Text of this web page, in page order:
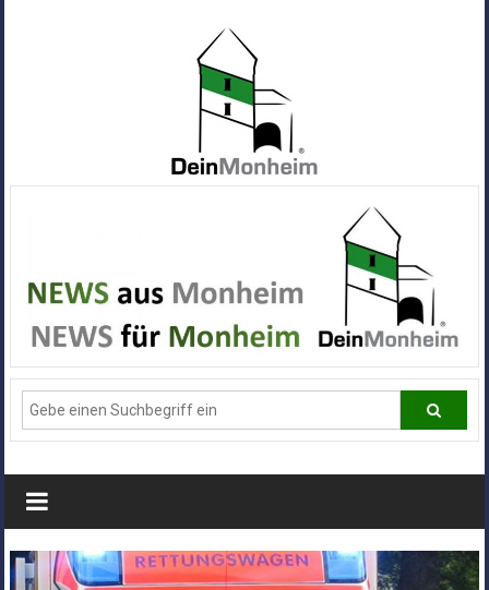
Alle
News
aus
Deiner
Stadt
Monheim